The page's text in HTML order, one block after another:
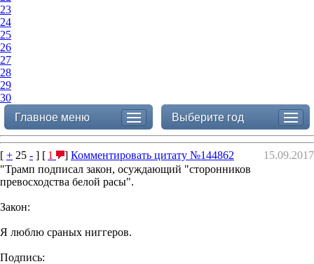
23
24
25
26
27
28
29
30
Главное меню
Выберите год
[ + 25 - ] [ 1 ] Комментировать цитату №144862
15.09.2017
"Трамп подписал закон, осуждающий "сторонников
превосходства белой расы".
Закон:
Я люблю сраных ниггеров.
Подпись: